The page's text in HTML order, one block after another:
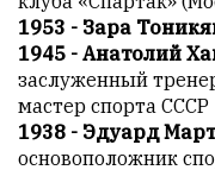
Армен
фон
Геворкян
1953 - Зара
1945 - Анатолий
заслуженный
мастер спорта СССР
1938 - Эдуард
основоположник